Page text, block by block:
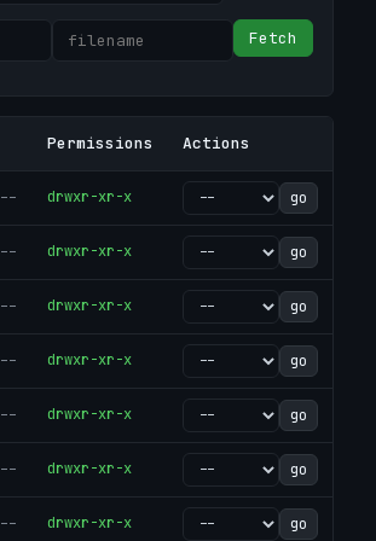
Fetch
Permissions Actions
-- drwxr-xr-x go
-- drwxr-xr-x go
-- drwxr-xr-x go
-- drwxr-xr-x go
-- drwxr-xr-x go
-- drwxr-xr-x go
-- drwxr-xr-x go